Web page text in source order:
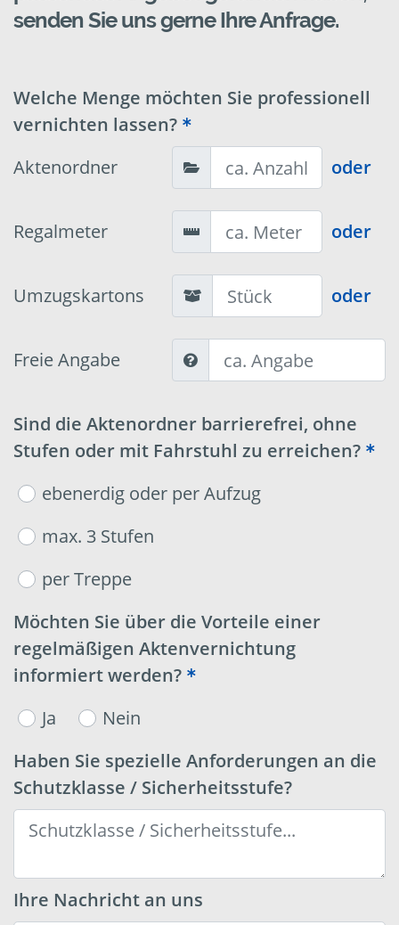
senden Sie uns gerne Ihre Anfrage.
Welche Menge möchten Sie professionell
vernichten lassen?
Aktenordner
oder
Regalmeter oder
Umzugskartons oder
Freie Angabe
Sind die Aktenordner barrierefrei, ohne
Stufen oder mit Fahrstuhl zu erreichen?
ebenerdig oder per Aufzug
max. 3 Stufen
per Treppe
Möchten Sie über die Vorteile einer
regelmäßigen Aktenvernichtung
informiert werden?
Ja
Nein
Haben Sie spezielle Anforderungen an die
Schutzklasse / Sicherheitsstufe?
Ihre Nachricht an uns